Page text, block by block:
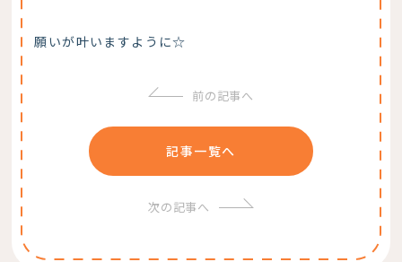
願いが叶いますように☆
前の記事へ
記事一覧へ
次の記事へ